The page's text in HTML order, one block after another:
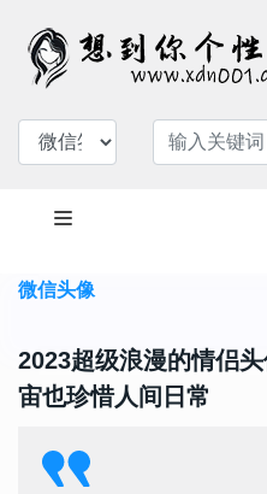
微信头像
2023超级浪漫的情侣
宙也珍惜人间日常